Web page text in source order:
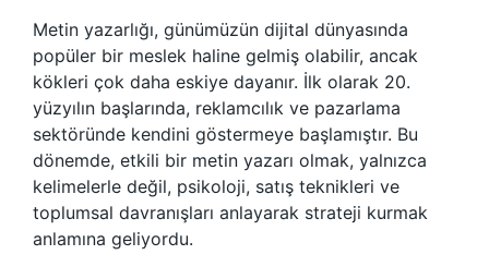
Metin yazarlığı, günümüzün dijital dünyasında
popüler bir meslek haline gelmiş olabilir, ancak
kökleri çok daha eskiye dayanır. İlk olarak 20.
yüzyılın başlarında, reklamcılık ve pazarlama
sektöründe kendini göstermeye başlamıştır. Bu
dönemde, etkili bir metin yazarı olmak, yalnızca
kelimelerle değil, psikoloji, satış teknikleri ve
toplumsal davranışları anlayarak strateji kurmak
anlamına geliyordu.